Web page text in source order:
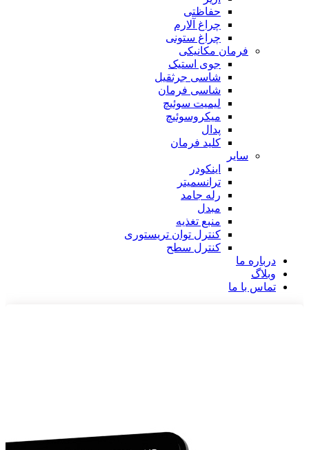
حفاظتی
چراغ آلارم
چراغ ستونی
فرمان مکانیکی
جوی استیک
شاسی جرثقیل
شاسی فرمان
لیمیت سوئیچ
میکروسوئیچ
پدال
کلید فرمان
سایر
اینکودر
ترانسمیتر
رله جامد
مبدل
منبع تغذیه
کنترل توان تریستوری
کنترل سطح
درباره ما
وبلاگ
تماس با ما